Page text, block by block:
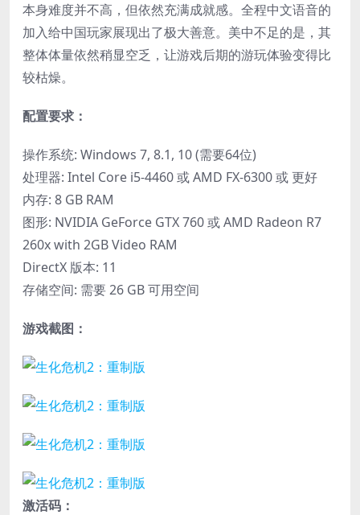
本身难度并不高，但依然充满成就感。全程中文语音的
加入给中国玩家展现出了极大善意。美中不足的是，其
整体体量依然稍显空乏，让游戏后期的游玩体验变得比
较枯燥。
配置要求：
操作系统: Windows 7, 8.1, 10 (需要64位)
处理器: Intel Core i5-4460 或 AMD FX-6300 或 更好
内存: 8 GB RAM
图形: NVIDIA GeForce GTX 760 或 AMD Radeon R7
260x with 2GB Video RAM
DirectX 版本: 11
存储空间: 需要 26 GB 可用空间
游戏截图：
激活码：